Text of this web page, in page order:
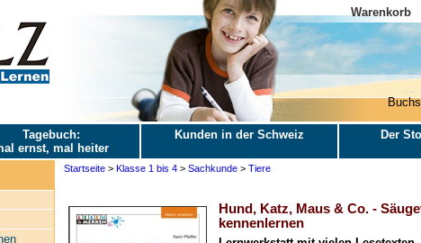
Warenkorb
Tagebuch:
ernst, mal heiter
Kunden in der Schweiz Der
Startseite> Klasse 1 bis 4> Sachkunde> Tiere
Hund, Katz, Maus & Co. -
kennenlernen